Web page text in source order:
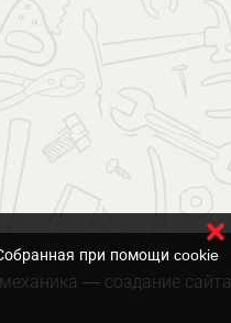
— создание сайта
при помощи cookie